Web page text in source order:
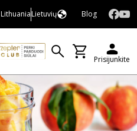
LithuaniaLietuvių Blog
Prisijunkite